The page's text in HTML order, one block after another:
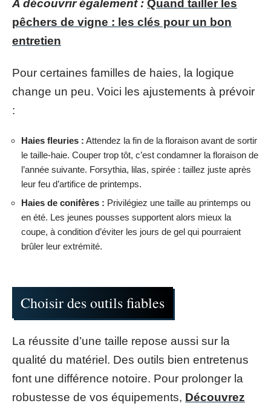
A découvrir également : Quand tailler les
pêchers de vigne : les clés pour un bon
entretien
Pour certaines familles de haies, la logique
change un peu. Voici les ajustements à prévoir
:
Haies fleuries : Attendez la fin de la floraison avant de sortir
le taille-haie. Couper trop tôt, c’est condamner la floraison de
l’année suivante. Forsythia, lilas, spirée : taillez juste après
leur feu d’artifice de printemps.
Haies de conifères : Privilégiez une taille au printemps ou
en été. Les jeunes pousses supportent alors mieux la
coupe, à condition d’éviter les jours de gel qui pourraient
brûler leur extrémité.
Choisir des outils fiables
La réussite d’une taille repose aussi sur la
qualité du matériel. Des outils bien entretenus
font une différence notoire. Pour prolonger la
robustesse de vos équipements, Découvrez